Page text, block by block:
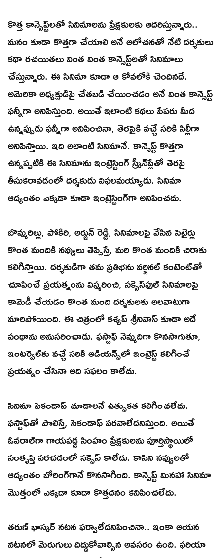
కొత్త కాన్సెప్ట్‌లతో సినిమాలను ప్రేక్షకులకు ఆదరిస్తున్నారు..
మనం కూడా కొత్తగా చేయాలి అనే ఆలోచనతో నేటి దర్శకులు
కథా రచయితలు వింత వింత కాన్సెప్ట్‌లతో సినిమాలు
చేస్తున్నారు. ఈ సినిమా కూడా ఆ కోవలోకి చెందినదే.
అమెరికా అధ్యక్షుడిపై చేతబడి చేయించడం అనే వింత కాన్సెప్ట్‌
ఫన్నీగా అనిపిస్తుంది. అయితే ఇలాంటి కథలు పేపరు మీద
ఉన్నప్పుడు ఫన్నీగా అనిపించినా, తెరపైకి వచ్చే సరికి సిల్లీగా
అనిపిస్తాయి. ఇది అలాంటి సినిమానే. కాన్సెప్ట్‌ కొత్తగా
ఉన్నప్పటికి ఈ సినిమాను ఇంట్రెస్టింగ్‌ స్క్రీన్‌ప్లేతో తెరపై
తీసుకరావడంలో దర్శకుడు విఫలమయ్యాడు. సినిమా
ఆద్యంతం ఎక్కడా కూడా ఇంట్రెస్టింగ్‌గా అనిపించదు.
బొమ్మరిల్లు, పోకిరి, అర్జున్‌ రెడ్డి, సినిమాలపై వేసిన సెటైర్లు
కొంత మందికి నవ్వులు తెప్పిస్తే, మరి కొంత మందికి చిరాకు
కలిగిస్తాయి. దర్శకుడిగా తమ ప్రతిభను వర్జినల్‌ కంటెంట్‌తో
చూపించే ప్రయత్నంను విస్మరించి, సక్సెస్‌ఫుల్‌ సినిమాలపై
కామెడీ చేయడం కొంత మంది దర్శకులకు అలవాటుగా
మారిపోయింది. ఈ చిత్రంలో కశ్యప్ శ్రీనివాస్‌ కూడా అదే
పంథాను అనుసరించాడు. ఫస్టాఫ్‌ నెమ్మదిగా కొనసాగుతూ,
ఇంటర్వెల్‌కు వచ్చే సరికి ఆడియన్స్‌లో ఇంట్రెస్ట్‌ కలిగించే
ప్రయత్నం చేసినా అది సఫలం కాలేదు.
సినిమా సెకండాప్‌ చూడాలనే ఉత్సుకత కలిగించలేదు.
ఫస్టాఫ్‌తో పొలిస్తే, సెకండాఫ్‌ పరవాలేదనిస్తుంది. అయితే
ఓవరాల్‌గా గాయపడ్డ సింహం ప్రేక్షకులను పూర్తిస్థాయిలో
సంతృప్తి పరచడంలో సక్సెస్‌ కాలేదు. కాసిని నవ్వులతో
ఆద్యంతం బోరింగ్‌గానే కొనసాగింది. కాన్సెప్ట్‌ మినహా సినిమా
మొత్తంలో ఎక్కడా కూడా కొత్తదనం కనిపించలేదు.
తరుణ్‌ భాస్కర్‌ నటన ఫర్వాలేదనిపించినా.. ఇంకా ఆయన
నటనలో మెరుగులు దిద్దుకోవాల్సిన అవసరం ఉంది. ఫరియా